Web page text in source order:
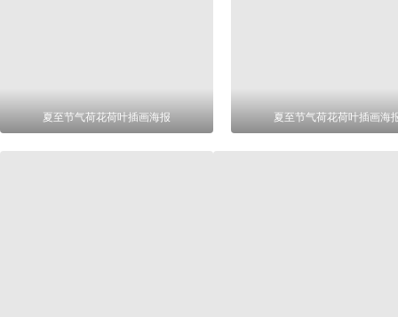
夏至节气荷花荷叶插画海报 夏至节气荷花荷叶插画海